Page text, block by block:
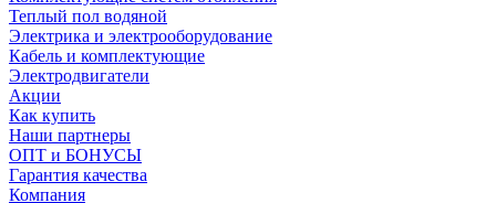
Теплый пол водяной
Электрика и электрооборудование
Кабель и комплектующие
Электродвигатели
Акции
Как купить
Наши партнеры
ОПТ и БОНУСЫ
Гарантия качества
Компания